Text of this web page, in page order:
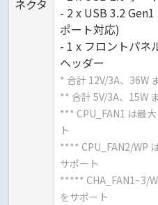
ネクタ
- 2 x USB 3.2
ポート対応)
- 1 x フロントパネ
ヘッダー
* 合計 12V/3A、36W
** 合計 5V/3A、15W
*** CPU_FAN1 は最
ト
**** CPU_FAN2/WP
サポート
***** CHA_FAN1~3/
をサポート